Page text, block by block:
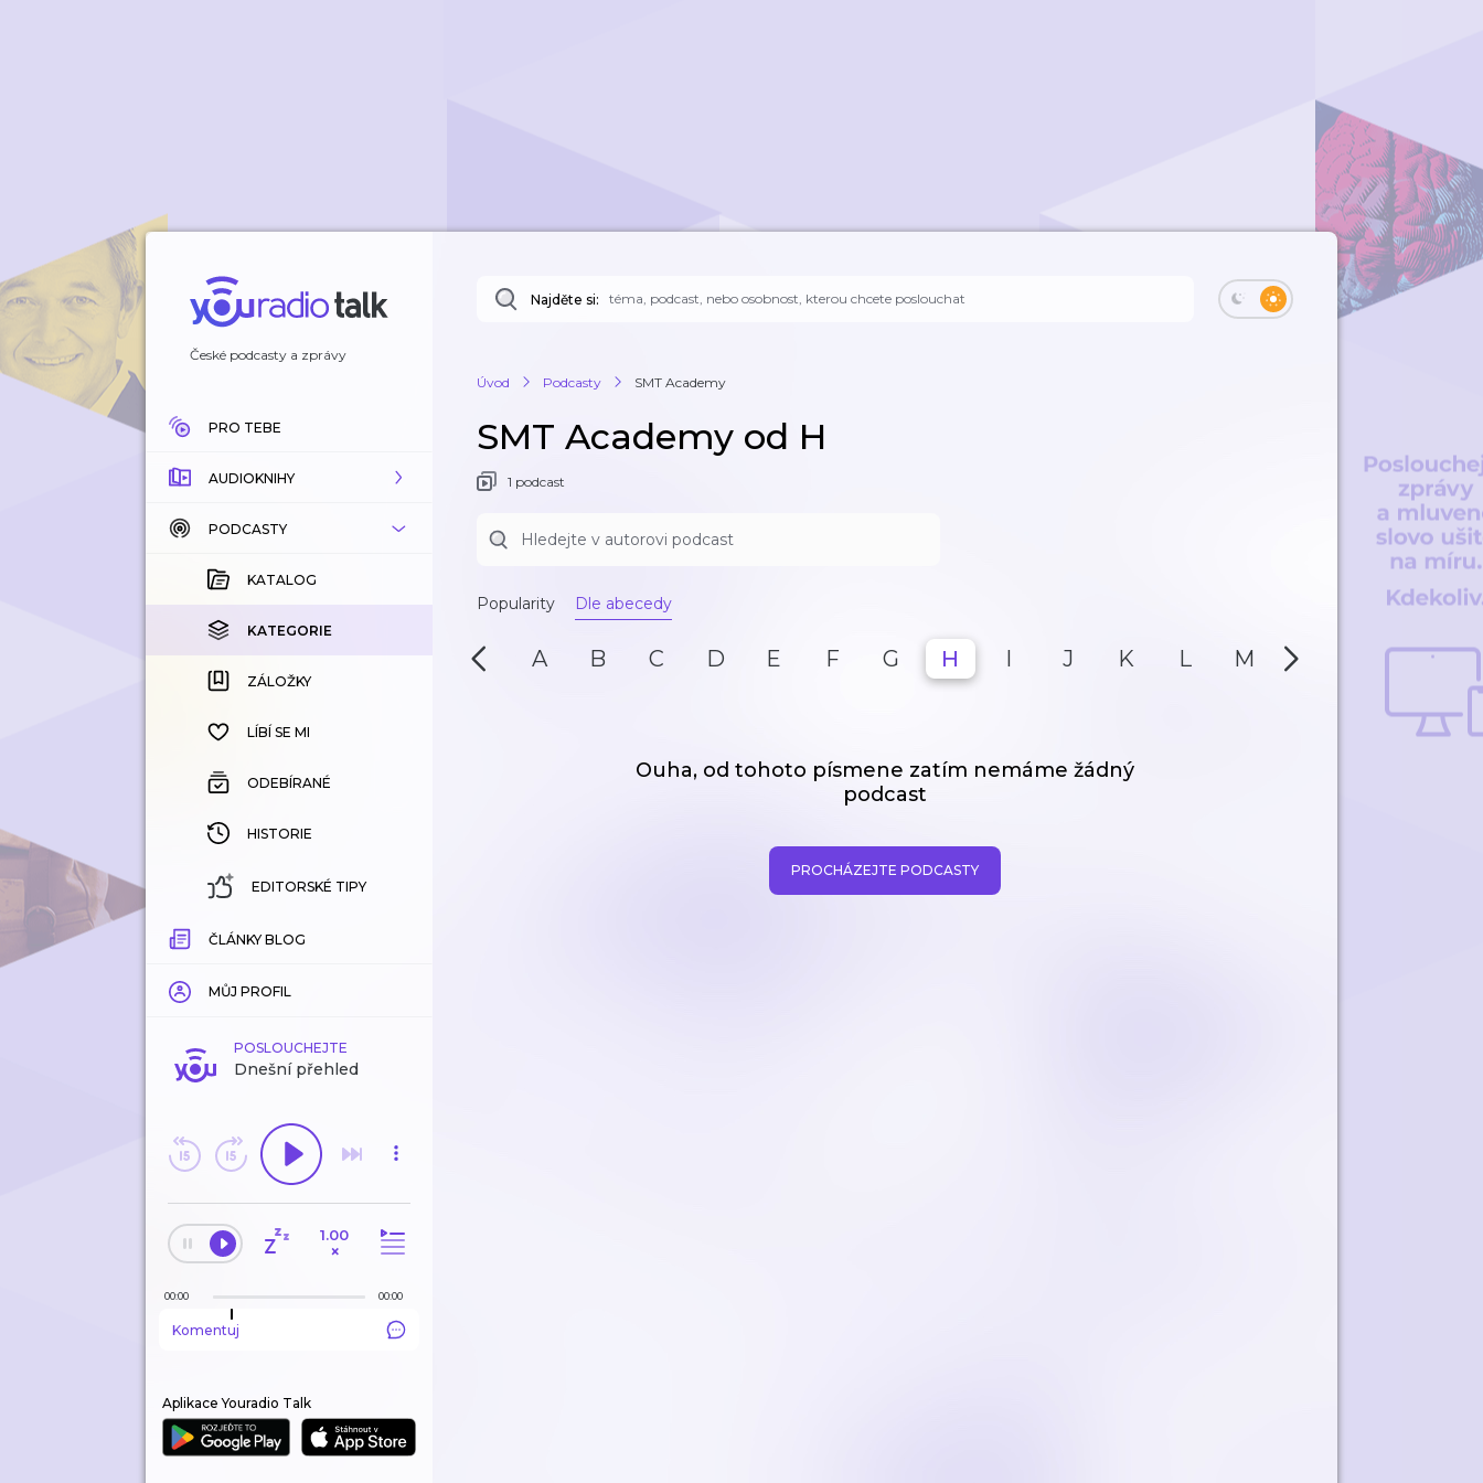
České podcasty a zprávy
PRO TEBE
AUDIOKNIHY
KATALOG
KOUPENÉ
KATEGORIE
ZÁLOŽKY
HISTORIE
PODCASTY
KATALOG
KATEGORIE
ZÁLOŽKY
LÍBÍ SE MI
ODEBÍRANÉ
HISTORIE
EDITORSKÉ TIPY
ČLÁNKY BLOG
MŮJ PROFIL
POSLOUCHEJTE
Dnešní přehled
1.00
×
00:00 00:00
Komentuj
Aplikace Youradio Talk
Najděte si:
Úvod Podcasty SMT Academy
SMT Academy od H
1 podcast
Popularity Dle abecedy
A B C D E F G H I J K L M N P
Ouha, od tohoto písmene zatím nemáme žádný
podcast
PROCHÁZEJTE PODCASTY